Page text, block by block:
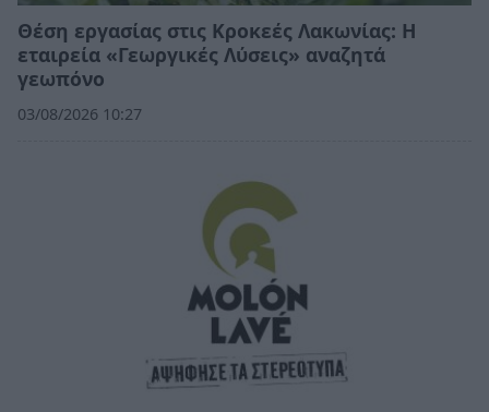
Θέση εργασίας στις Κροκεές Λακωνίας: Η
εταιρεία «Γεωργικές Λύσεις» αναζητά
γεωπόνο
03/08/2026 10:27